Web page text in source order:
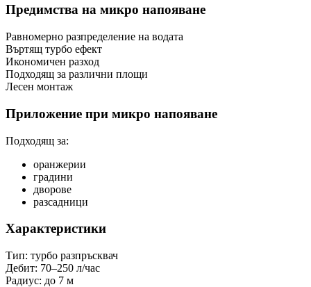
Предимства на микро напояване
Равномерно разпределение на водата
Въртящ турбо ефект
Икономичен разход
Подходящ за различни площи
Лесен монтаж
Приложение при микро напояване
Подходящ за:
оранжерии
градини
дворове
разсадници
Характеристики
Тип: турбо разпръсквач
Дебит: 70–250 л/час
Радиус: до 7 м